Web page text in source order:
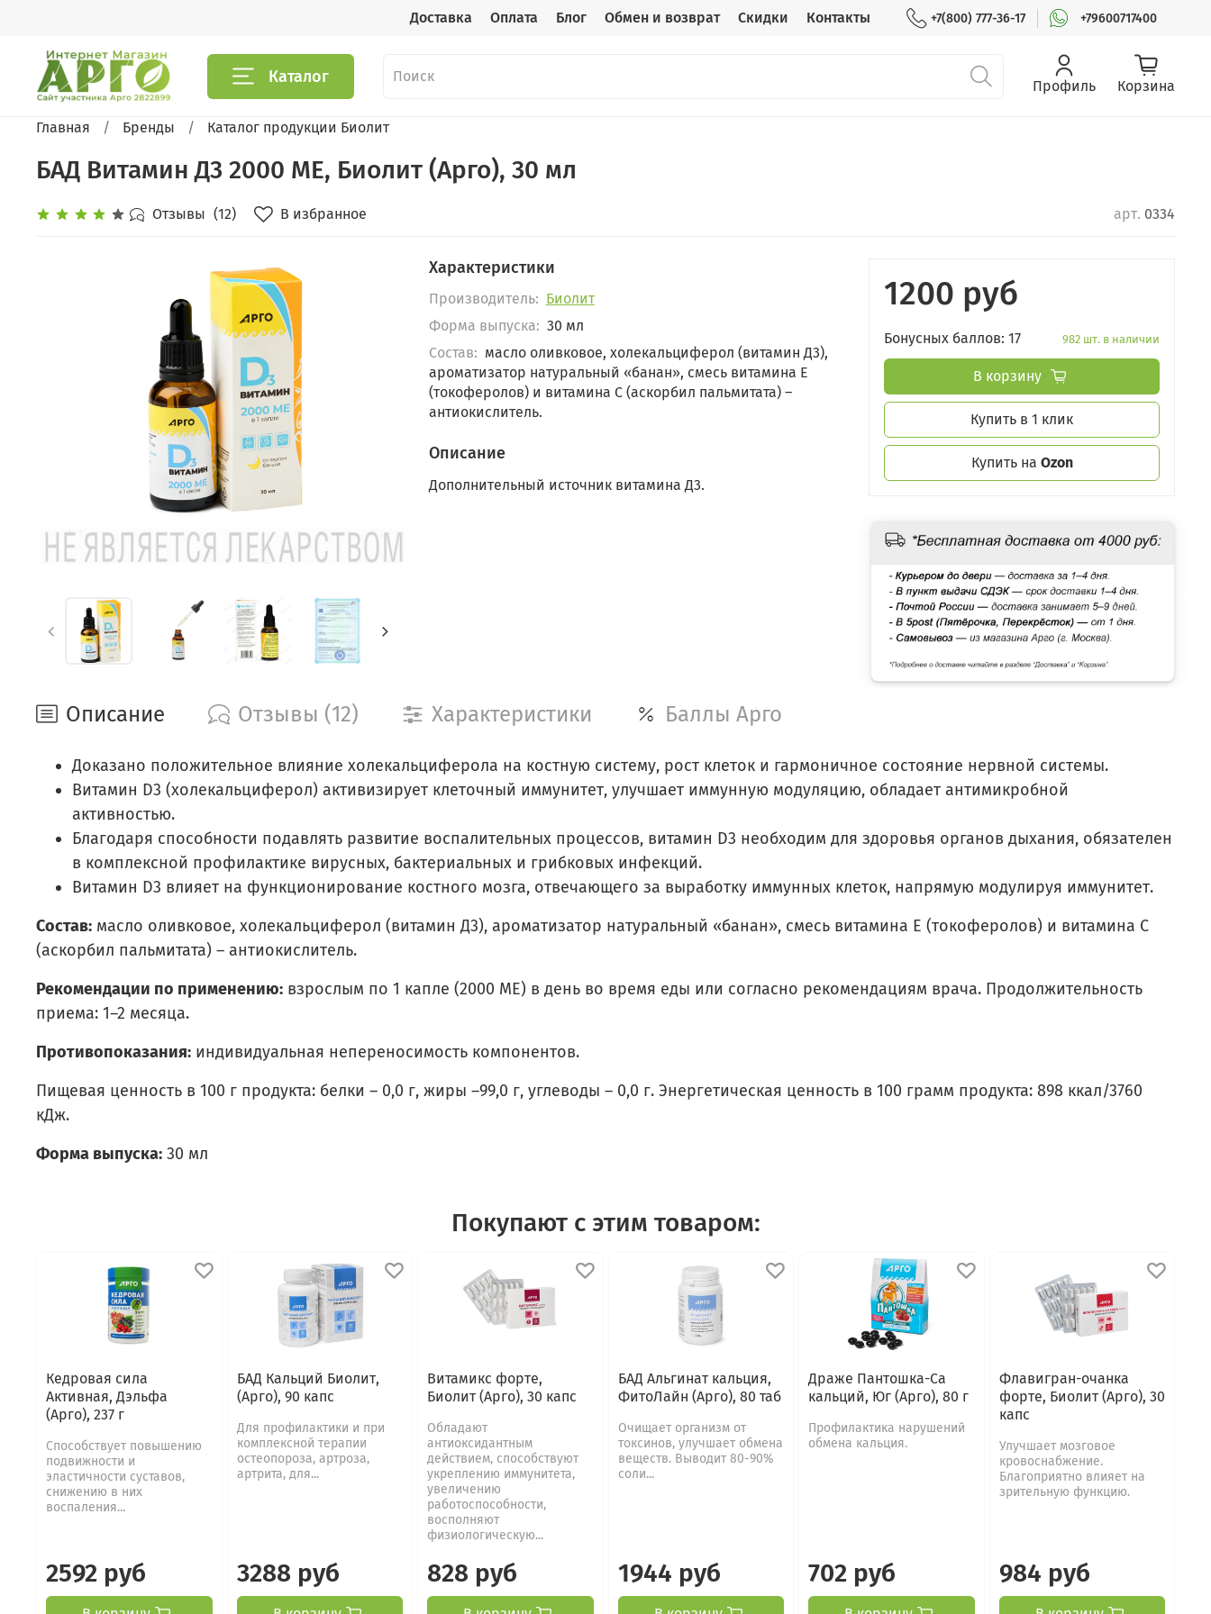
Доставка Оплата Блог Обмен и возврат Скидки Контакты +7(800) 777-36-17 +79600717400
Каталог Профиль Корзина
Главная Бренды Каталог продукции Биолит
БАД Витамин Д3 2000 МЕ, Биолит (Арго), 30 мл
Отзывы (12) В избранное арт. 0334
Характеристики
Производитель: Биолит
Форма выпуска: 30 мл
Состав: масло оливковое, холекальциферол (витамин Д3),
ароматизатор натуральный «банан», смесь витамина Е
(токоферолов) и витамина С (аскорбил пальмитата) –
антиокислитель.
Описание
Дополнительный источник витамина Д3.
1200 руб
Бонусных баллов: 17 982 шт. в наличии
В корзину
Купить в 1 клик
Купить на Ozon
Описание Характеристики
Отзывы (12) Баллы Арго
Доказано положительное влияние холекальциферола на костную систему, рост клеток и гармоничное состояние нервной системы.
Витамин D3 (холекальциферол) активизирует клеточный иммунитет, улучшает иммунную модуляцию, обладает антимикробной
активностью.
Благодаря способности подавлять развитие воспалительных процессов, витамин D3 необходим для здоровья органов дыхания, обязателен
в комплексной профилактике вирусных, бактериальных и грибковых инфекций.
Витамин D3 влияет на функционирование костного мозга, отвечающего за выработку иммунных клеток, напрямую модулируя иммунитет.
Состав: масло оливковое, холекальциферол (витамин Д3), ароматизатор натуральный «банан», смесь витамина Е (токоферолов) и витамина С
(аскорбил пальмитата) – антиокислитель.
Рекомендации по применению: взрослым по 1 капле (2000 МЕ) в день во время еды или согласно рекомендациям врача. Продолжительность
приема: 1–2 месяца.
Противопоказания: индивидуальная непереносимость компонентов.
Пищевая ценность в 100 г продукта: белки – 0,0 г, жиры –99,0 г, углеводы – 0,0 г. Энергетическая ценность в 100 грамм продукта: 898 ккал/3760
кДж.
Форма выпуска: 30 мл
Покупают с этим товаром:
Кедровая сила
Активная, Дэльфа
(Арго), 237 г
Способствует повышению
подвижности и
эластичности суставов,
снижению в них
воспаления...
2592 руб
БАД Кальций Биолит,
(Арго), 90 капс
Для профилактики и при
комплексной терапии
остеопороза, артроза,
артрита, для...
3288 руб
Витамикс форте,
Биолит (Арго), 30 капс
Обладают
антиоксидантным
действием, способствуют
укреплению иммунитета,
увеличению
работоспособности,
восполняют
физиологическую...
828 руб
БАД Альгинат кальция,
ФитоЛайн (Арго), 80 таб
Очищает организм от
токсинов, улучшает обмена
веществ. Выводит 80-90%
соли...
1944 руб
Драже Пантошка-Са
кальций, Юг (Арго), 80 г
Профилактика нарушений
обмена кальция.
702 руб
Флавигран-очанка
форте, Биолит (Арго), 30
капс
Улучшает мозговое
кровоснабжение.
Благоприятно влияет на
зрительную функцию.
984 руб